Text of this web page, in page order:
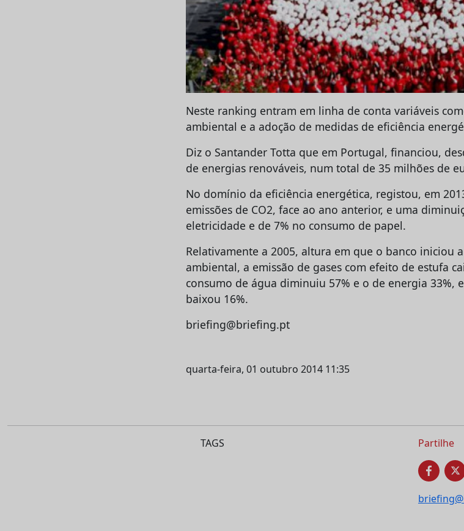
Neste ranking entram em linha de conta variáveis
ambiental e a adoção de medidas de eficiência
Diz o Santander Totta que em Portugal, financiou,
de energias renováveis, num total de 35 milhões de
No domínio da eficiência energética, registou, em
emissões de CO2, face ao ano anterior, e uma
eletricidade e de 7% no consumo de papel.
Relativamente a 2005, altura em que o banco iniciou
ambiental, a emissão de gases com efeito de estufa
consumo de água diminuiu 57% e o de energia 33%,
baixou 16%.
briefing@briefing.pt
quarta-feira, 01 outubro 2014 11:35
TAGS Partilhe